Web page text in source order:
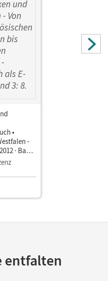
•
-
· Band
Von der
zum
•
E-Book
entfalten